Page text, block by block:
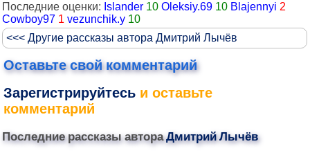
Последние оценки: Islander 10 Oleksiy.69 10 Blajennyi 2
Cowboy97 1 vezunchik.y 10
<<< Другие рассказы автора Дмитрий Лычёв
Оставьте свой комментарий
Зарегистрируйтесь и оставьте
комментарий
Последние рассказы автораДмитрий Лычёв